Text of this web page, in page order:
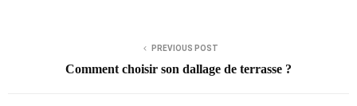
PREVIOUS POST
Comment choisir son dallage de terrasse ?